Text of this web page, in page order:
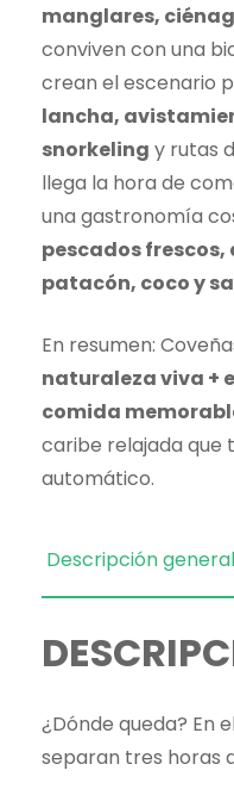
manglares,
conviven con una
crean el escenario
lancha,
snorkeling y rutas
llega la hora de
una gastronomía
pescados
patacón, coco y
En resumen:
naturaleza viva +
comida
caribe relajada que
automático.
Descripción general
¿Dónde queda? En
separan tres horas